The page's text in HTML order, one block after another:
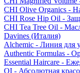
CHI Olive Organics -
CHI Rose Hip Oil -
CHI Tea Tree Oil -
Davines (Италия)
Alchemic - Линия для
Authentic Formulas -
Essential Haircare -
OI - Абсолютная